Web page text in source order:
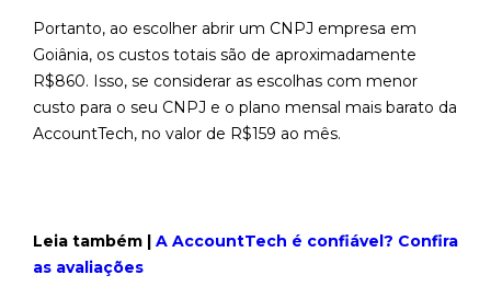
Portanto, ao escolher abrir um CNPJ empresa em
Goiânia, os custos totais são de aproximadamente
R$860. Isso, se considerar as escolhas com menor
custo para o seu CNPJ e o plano mensal mais barato da
AccountTech, no valor de R$159 ao mês.
Leia também | A AccountTech é confiável? Confira
as avaliações